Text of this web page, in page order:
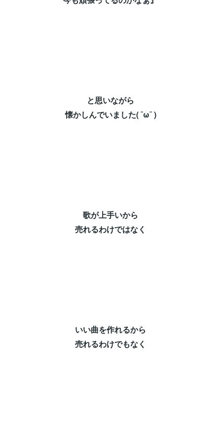
と思いながら⁡
懐かしんでいました( ¯ω¯ )⁡
歌が上手いから⁡
売れるわけではなく⁡
いい曲を作れるから⁡
売れるわけでもなく⁡